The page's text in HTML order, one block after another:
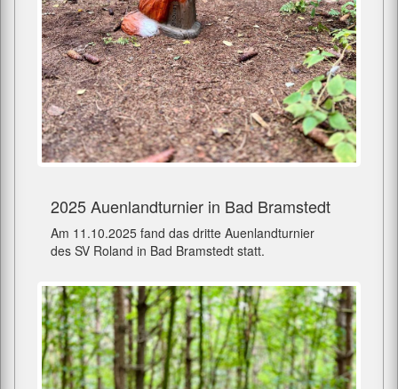
2025 Auenlandturnier in Bad Bramstedt
Am 11.10.2025 fand das dritte Auenlandturnier
des SV Roland in Bad Bramstedt statt.